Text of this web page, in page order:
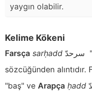
yaygın olabilir.
Kelime Kökeni
Farsça sarḥadd
sözcüğünden alıntıdır.
"baş" ve Arapça ḥadd